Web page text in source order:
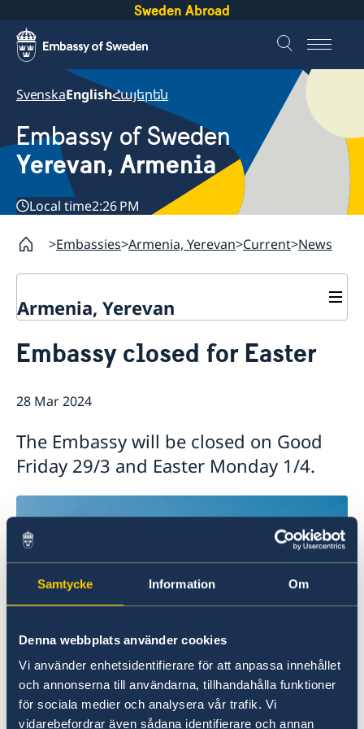
Samtycke Information Om
Denna webbplats använder cookies
Vi använder enhetsidentifierare för att anpassa innehållet
och annonserna till användarna, tillhandahålla funktioner
för sociala medier och analysera vår trafik. Vi
vidarebefordrar även sådana identifierare och annan
Sweden Abroad
SvenskaEnglishՀայերեն
Embassy of Sweden
Yerevan, Armenia
Local time2:26 PM
Embassies Armenia, Yerevan Current News
Armenia, Yerevan
About us
News
Vote in Armenia
Embassy closed for Easter
28 Mar 2024
The Embassy will be closed on Good
Friday 29/3 and Easter Monday 1/4.